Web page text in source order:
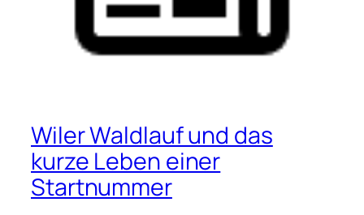
Wiler Waldlauf und das
kurze Leben einer
Startnummer